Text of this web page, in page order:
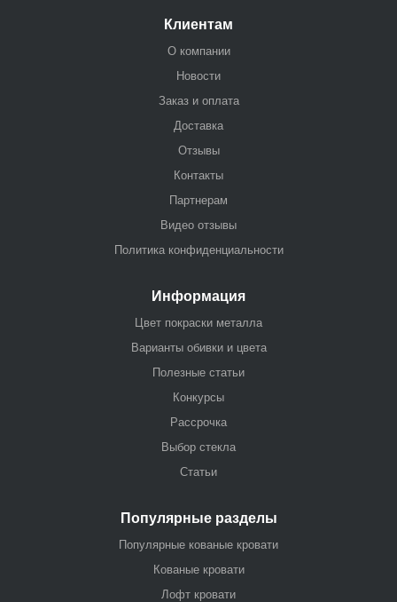
Клиентам
О компании
Новости
Заказ и оплата
Доставка
Отзывы
Контакты
Партнерам
Видео отзывы
Политика конфиденциальности
Информация
Цвет покраски металла
Варианты обивки и цвета
Полезные статьи
Конкурсы
Рассрочка
Выбор стекла
Статьи
Популярные разделы
Популярные кованые кровати
Кованые кровати
Лофт кровати